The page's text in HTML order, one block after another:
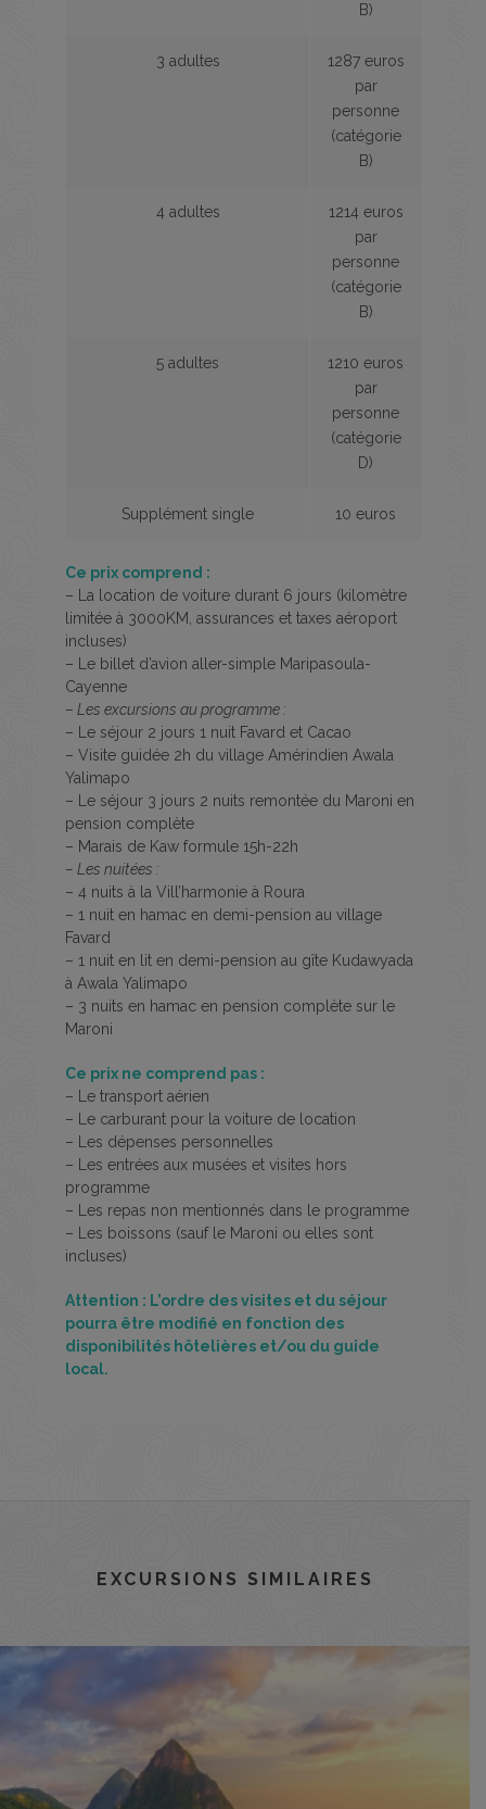
B)
3 adultes
1287 euros
par
personne
(catégorie
B)
4 adultes
1214 euros
par
personne
(catégorie
B)
5 adultes
1210 euros
par
personne
(catégorie
D)
Supplément single 10 euros
Ce prix comprend :
– La location de voiture durant 6 jours (kilomètre
limitée à 3000KM, assurances et taxes aéroport
incluses)
– Le billet d’avion aller-simple Maripasoula-
Cayenne
– Les excursions au programme :
– Le séjour 2 jours 1 nuit Favard et Cacao
– Visite guidée 2h du village Amérindien Awala
Yalimapo
– Le séjour 3 jours 2 nuits remontée du Maroni en
pension complète
– Marais de Kaw formule 15h-22h
– Les nuitées :
– 4 nuits à la Vill’harmonie à Roura
– 1 nuit en hamac en demi-pension au village
Favard
– 1 nuit en lit en demi-pension au gîte Kudawyada
à Awala Yalimapo
– 3 nuits en hamac en pension complète sur le
Maroni
Ce prix ne comprend pas :
– Le transport aérien
– Le carburant pour la voiture de location
– Les dépenses personnelles
– Les entrées aux musées et visites hors
programme
– Les repas non mentionnés dans le programme
– Les boissons (sauf le Maroni ou elles sont
incluses)
Attention : L’ordre des visites et du séjour
pourra être modifié en fonction des
disponibilités hôtelières et/ou du guide
local.
EXCURSIONS SIMILAIRES